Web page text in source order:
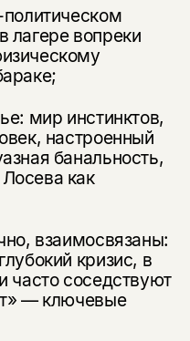
лагере вопреки
мир инстинктов,
настроенный
банальность,
как
взаимосвязаны:
кризис, в
часто соседствуют
— ключевые